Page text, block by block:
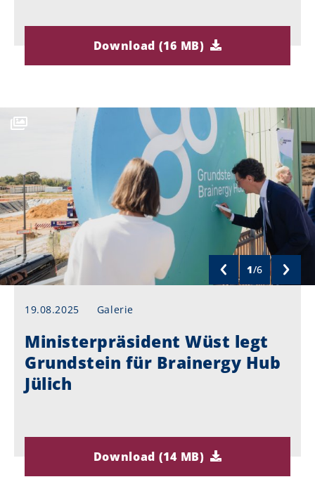
Download (16 MB)
1/6
19.08.2025 Galerie
Ministerpräsident Wüst legt
Grundstein für Brainergy Hub
Jülich
Download (14 MB)